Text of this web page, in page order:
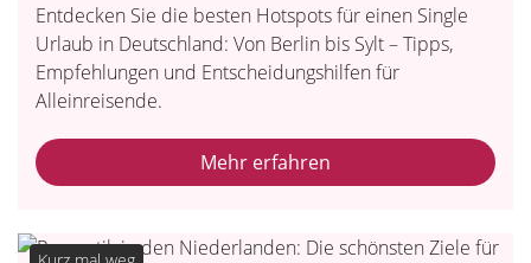
Entdecken Sie die besten Hotspots für einen Single
Urlaub in Deutschland: Von Berlin bis Sylt – Tipps,
Empfehlungen und Entscheidungshilfen für
Alleinreisende.
Mehr erfahren